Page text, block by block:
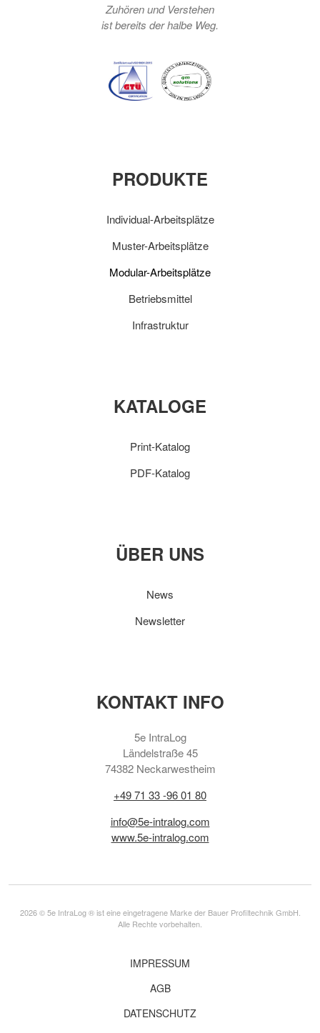
Zuhören und Verstehen
ist bereits der halbe Weg.
PRODUKTE
Individual-Arbeitsplätze
Muster-Arbeitsplätze
Modular-Arbeitsplätze
Betriebsmittel
Infrastruktur
KATALOGE
Print-Katalog
PDF-Katalog
ÜBER UNS
News
Newsletter
KONTAKT INFO
5e IntraLog
Ländelstraße 45
74382 Neckarwestheim
+49 71 33 -96 01 80
info@5e-intralog.com
www.5e-intralog.com
2026 © 5e IntraLog ® ist eine eingetragene Marke der Bauer Profiltechnik GmbH.
Alle Rechte vorbehalten.
IMPRESSUM
AGB
DATENSCHUTZ